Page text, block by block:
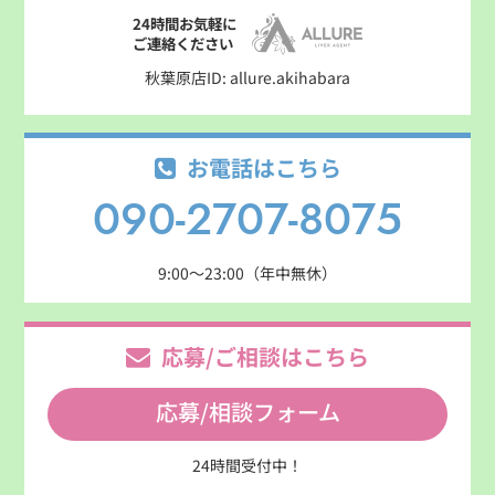
24時間お気軽に
ご連絡ください
秋葉原店ID: allure.akihabara
お電話はこちら
090-2707-8075
9:00～23:00（年中無休）
応募/ご相談はこちら
応募/相談フォーム
24時間受付中！